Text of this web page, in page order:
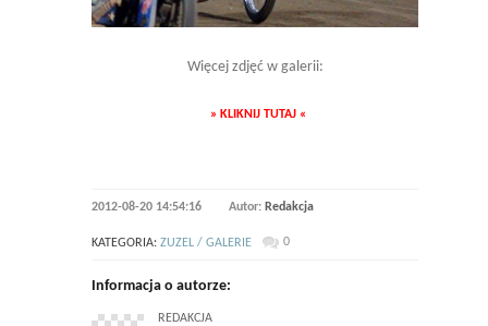
Więcej zdjęć w galerii:
» KLIKNIJ TUTAJ «
2012-08-20 14:54:16 Autor: Redakcja
KATEGORIA: ZUZEL / GALERIE 0
Informacja o autorze:
REDAKCJA